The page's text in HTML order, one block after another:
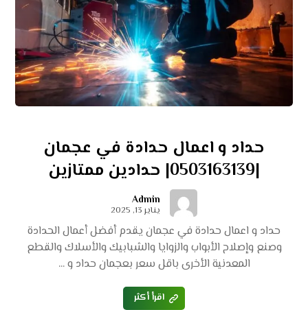
حداد و اعمال حدادة في عجمان
|0503163139| حدادين ممتازين
Admin
يناير 13, 2025
حداد و اعمال حدادة في عجمان يقدم أفضل أعمال الحدادة
وصنع وإصلاح الأبواب والزوايا والشبابيك والأسلاك والقطع
المعدنية الأخرى باقل سعر بعجمان حداد و ...
اقرأ أكثر